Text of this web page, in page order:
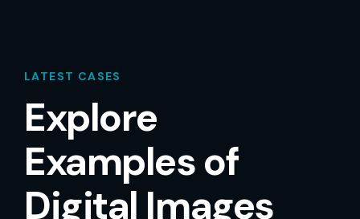
LATEST CASES
Explore
Examples of
Digital Images